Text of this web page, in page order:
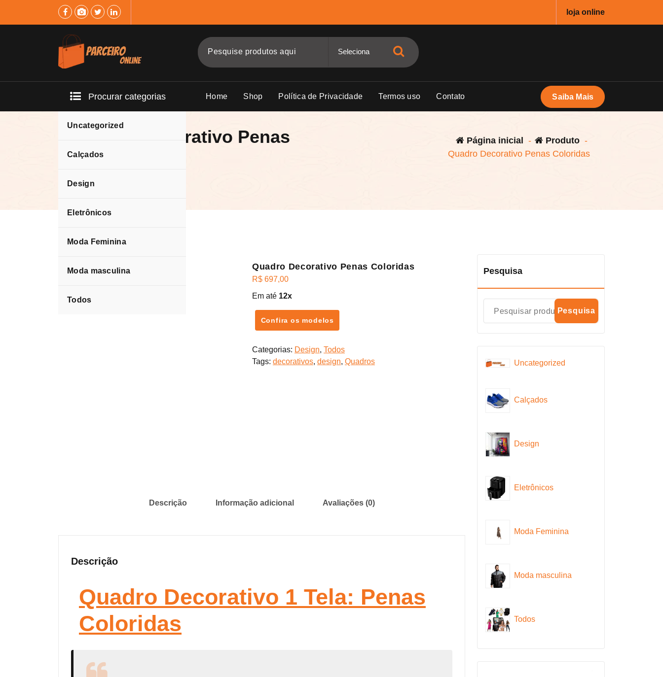
loja online
Procurar categorias
Uncategorized
Calçados
Design
Eletrônicos
Moda Feminina
Moda masculina
Todos
Home Shop Política de Privacidade Termos uso Contato Saiba Mais
Quadro Decorativo Penas
Coloridas
Página inicial - Produto -
Quadro Decorativo Penas Coloridas
Quadro Decorativo Penas Coloridas
R$ 697,00
Em até 12x
Confira os modelos
Categorias: Design, Todos
Tags: decorativos, design, Quadros
Descrição Informação adicional Avaliações (0)
Descrição
Quadro Decorativo 1 Tela: Penas
Coloridas
Pesquisa
Pesquisa
Uncategorized
Calçados
Design
Eletrônicos
Moda Feminina
Moda masculina
Todos